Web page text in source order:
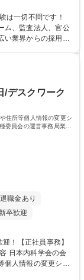
、複数の専門性を
成していただきま
ご活躍いただきま
別途その他労働条
は一切不問です！
ム、監査法人、官公
い業界からの採用実
ル採用（第2新
な時代を見据え
割を担いたい、と
/デスクワーク
住所等個人情報の変更シ
委員会の運営事務局業務
退職金あり
卒歓迎
個人情報の変更シス
、各種委員会の運